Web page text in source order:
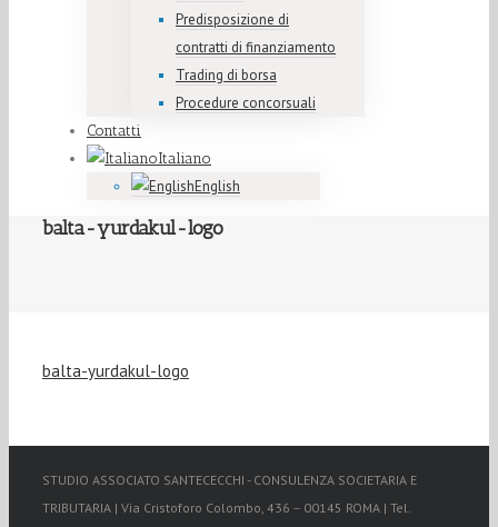
Predisposizione di
contratti di finanziamento
Trading di borsa
Procedure concorsuali
Contatti
Italiano
English
balta-yurdakul-logo
balta-yurdakul-logo
STUDIO ASSOCIATO SANTECECCHI - CONSULENZA SOCIETARIA E
TRIBUTARIA | Via Cristoforo Colombo, 436 – 00145 ROMA | Tel.